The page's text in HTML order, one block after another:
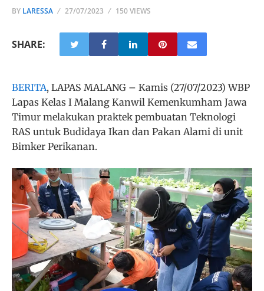
BY LARESSA 27/07/2023 150 VIEWS
SHARE:
BERITA, LAPAS MALANG – Kamis (27/07/2023) WBP
Lapas Kelas I Malang Kanwil Kemenkumham Jawa
Timur melakukan praktek pembuatan Teknologi
RAS untuk Budidaya Ikan dan Pakan Alami di unit
Bimker Perikanan.